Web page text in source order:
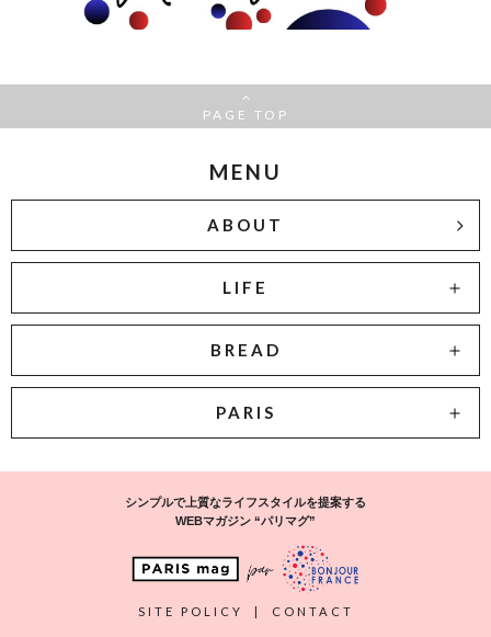
PAGE TOP
MENU
ABOUT
LIFE
BREAD
PARIS
シンプルで上質なライフスタイルを提案する
WEBマガジン “パリマグ”
SITE POLICY | CONTACT